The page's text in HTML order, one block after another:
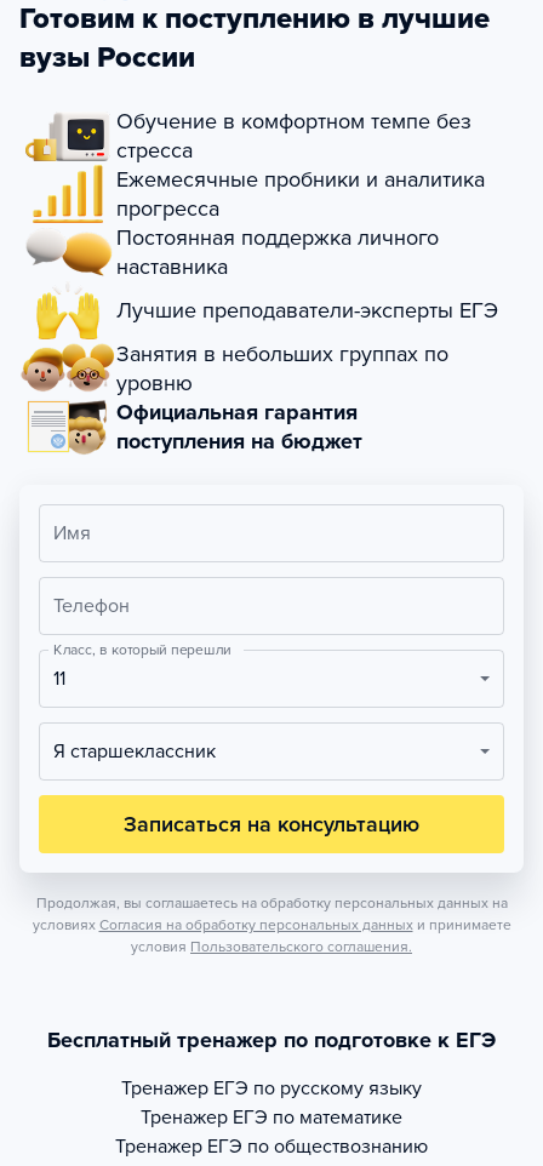
Готовим к поступлению в лучшие
вузы России
Обучение в комфортном темпе без
стресса
Ежемесячные пробники и аналитика
прогресса
Постоянная поддержка личного
наставника
Лучшие преподаватели-эксперты ЕГЭ
Занятия в небольших группах по
уровню
Официальная гарантия
поступления на бюджет
Имя
Телефон
Класс, в который перешли
11
Я старшеклассник
Записаться на консультацию
Продолжая, вы соглашаетесь на обработку персональных данных на
условиях Согласия на обработку персональных данных и принимаете
условия Пользовательского соглашения.
Бесплатный тренажер по подготовке к ЕГЭ
Тренажер ЕГЭ по русскому языку
Тренажер ЕГЭ по математике
Тренажер ЕГЭ по обществознанию